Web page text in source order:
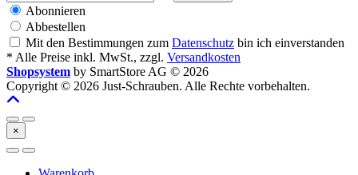
Abonnieren
Abbestellen
Mit den Bestimmungen zum Datenschutz bin ich einverstanden
* Alle Preise inkl. MwSt., zzgl. Versandkosten
Shopsystem by SmartStore AG © 2026
Copyright © 2026 Just-Schrauben. Alle Rechte vorbehalten.
×